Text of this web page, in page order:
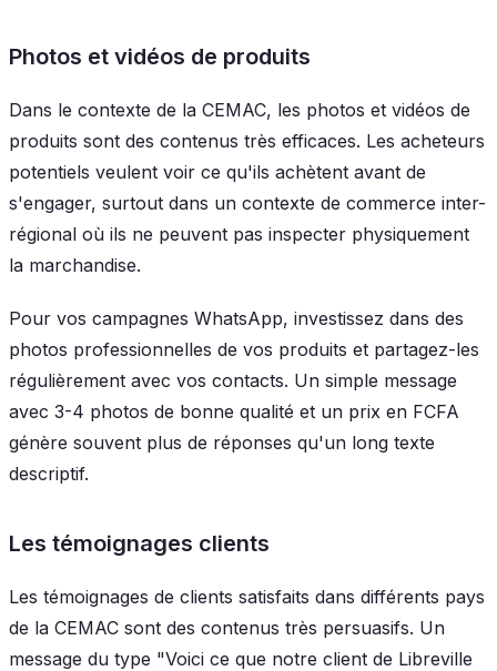
Photos et vidéos de produits
Dans le contexte de la CEMAC, les photos et vidéos de
produits sont des contenus très efficaces. Les acheteurs
potentiels veulent voir ce qu'ils achètent avant de
s'engager, surtout dans un contexte de commerce inter-
régional où ils ne peuvent pas inspecter physiquement
la marchandise.
Pour vos campagnes WhatsApp, investissez dans des
photos professionnelles de vos produits et partagez-les
régulièrement avec vos contacts. Un simple message
avec 3-4 photos de bonne qualité et un prix en FCFA
génère souvent plus de réponses qu'un long texte
descriptif.
Les témoignages clients
Les témoignages de clients satisfaits dans différents pays
de la CEMAC sont des contenus très persuasifs. Un
message du type "Voici ce que notre client de Libreville